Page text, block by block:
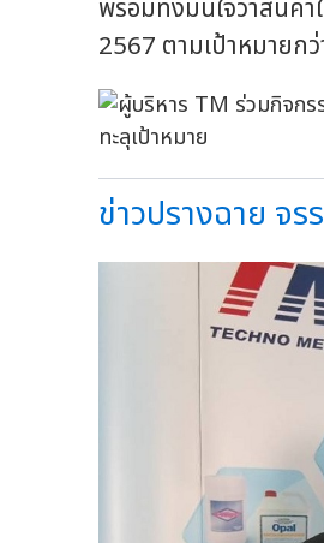
พร้อมทั้งมั่นใจว่าสินค้
2567 ตามเป้าหมายก
ข่าวปรางฉาย จ